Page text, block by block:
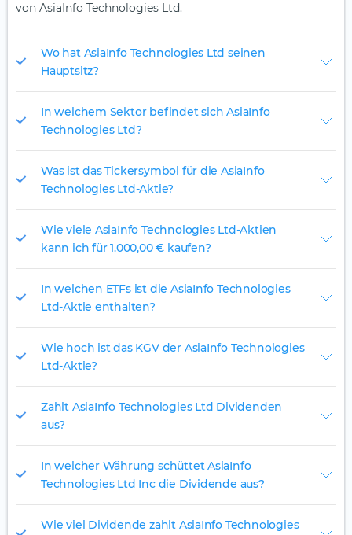
von AsiaInfo Technologies Ltd.
Wo hat AsiaInfo Technologies Ltd seinen
Hauptsitz?
In welchem Sektor befindet sich AsiaInfo
Technologies Ltd?
Was ist das Tickersymbol für die AsiaInfo
Technologies Ltd-Aktie?
Wie viele AsiaInfo Technologies Ltd-Aktien
kann ich für 1.000,00 € kaufen?
In welchen ETFs ist die AsiaInfo Technologies
Ltd-Aktie enthalten?
Wie hoch ist das KGV der AsiaInfo Technologies
Ltd-Aktie?
Zahlt AsiaInfo Technologies Ltd Dividenden
aus?
In welcher Währung schüttet AsiaInfo
Technologies Ltd Inc die Dividende aus?
Wie viel Dividende zahlt AsiaInfo Technologies